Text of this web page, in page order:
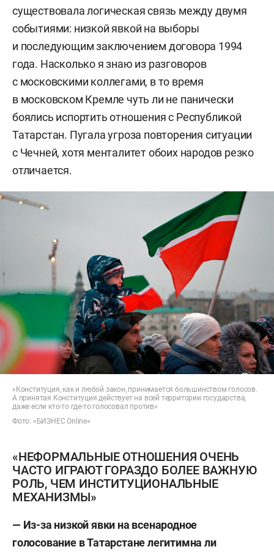
существовала логическая связь между двумя
событиями: низкой явкой на выборы
и последующим заключением договора 1994
года. Насколько я знаю из разговоров
с московскими коллегами, в то время
в московском Кремле чуть ли не панически
боялись испортить отношения с Республикой
Татарстан. Пугала угроза повторения ситуации
с Чечней, хотя менталитет обоих народов резко
отличается.
«Конституция, как и любой закон, принимается большинством голосов.
А принятая Конституция действует на всей территории государства,
даже если кто-то где-то голосовал против»
Фото: «БИЗНЕС Online»
«НЕФОРМАЛЬНЫЕ ОТНОШЕНИЯ ОЧЕНЬ
ЧАСТО ИГРАЮТ ГОРАЗДО БОЛЕЕ ВАЖНУЮ
РОЛЬ, ЧЕМ ИНСТИТУЦИОНАЛЬНЫЕ
МЕХАНИЗМЫ»
— Из-за низкой явки на всенародное
голосование в Татарстане легитимна ли